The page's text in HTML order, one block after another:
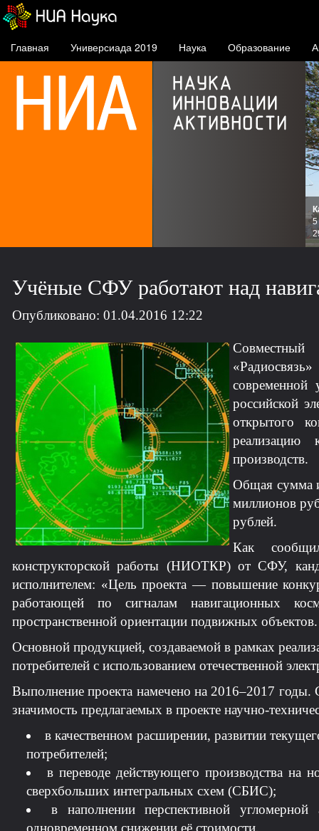
Главная Универсиада 2019 Наука Образование
5
Учёные СФУ работают над
Опубликовано: 01.04.2016 12:22
современной
российской
открытого
реализацию
производств.
Общая сумма
миллионов
рублей.
Как
конструкторской работы (НИОТКР) от СФУ,
исполнителем: «Цель проекта — повышение
работающей по сигналам навигационных
пространственной ориентации подвижных объектов.
Основной продукцией, создаваемой в рамках
потребителей с использованием отечественной
Выполнение проекта намечено на 2016–2017 годы.
значимость предлагаемых в проекте научно-
в качественном расширении, развитии
потребителей;
в переводе действующего производства на
сверхбольших интегральных схем (СБИС);
в наполнении перспективной
одновременном снижении её стоимости.